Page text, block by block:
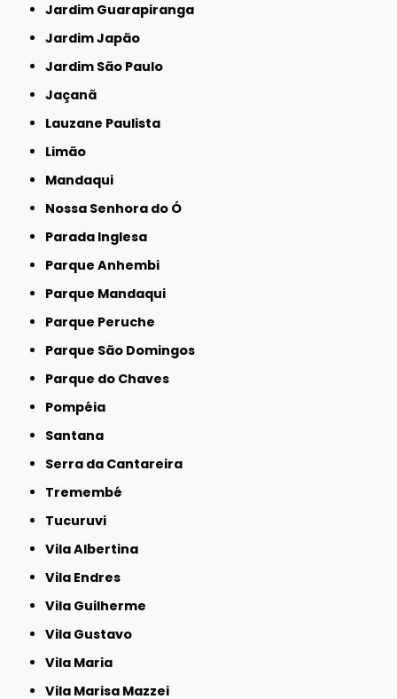
Jardim Guarapiranga
Jardim Japão
Jardim São Paulo
Jaçanã
Lauzane Paulista
Limão
Mandaqui
Nossa Senhora do Ó
Parada Inglesa
Parque Anhembi
Parque Mandaqui
Parque Peruche
Parque São Domingos
Parque do Chaves
Pompéia
Santana
Serra da Cantareira
Tremembé
Tucuruvi
Vila Albertina
Vila Endres
Vila Guilherme
Vila Gustavo
Vila Maria
Vila Marisa Mazzei